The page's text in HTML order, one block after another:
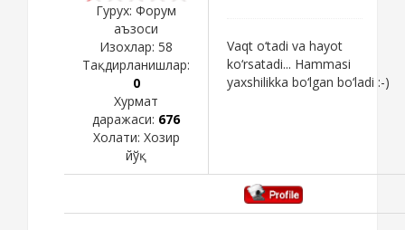
Гурух: Форум
аъзоси
Изохлар: 58
Тақдирланишлар:
0
Хурмат
даражаси: 676
Холати: Хозир
йўқ
Vaqt o‘tadi va hayot
ko‘rsatadi... Hammasi
yaxshilikka bo‘lgan bo‘ladi :-)